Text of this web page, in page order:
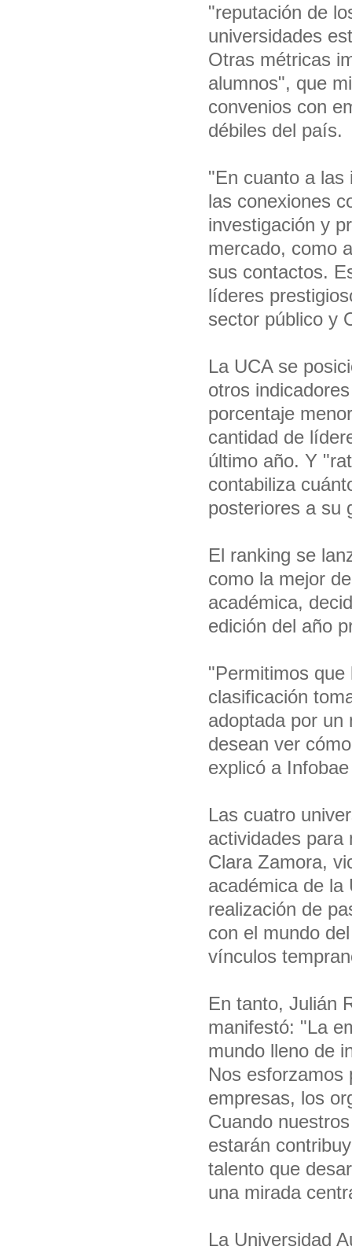
"reputación de
universidades
Otras métricas
alumnos", que
convenios con
débiles del país.
"En cuanto a las
las conexiones
investigación y
mercado, como
sus contactos.
líderes
sector público y
La UCA se
otros
porcentaje
cantidad de
último año. Y
contabiliza
posteriores a su
El ranking se
como la mejor
académica,
edición del año
"Permitimos
clasificación
adoptada por un
desean ver
explicó a
Las cuatro
actividades para
Clara Zamora,
académica de la
realización de
con el mundo
vínculos
En tanto, Julián
manifestó: "La
mundo lleno de
Nos esforzamos
empresas, los
Cuando
estarán
talento que
una mirada
La Universidad